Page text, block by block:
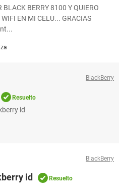
BERRY 8100 Y QUIERO
EN MI CELU... GRACIAS
BlackBerry
Resuelto
id
BlackBerry
id Resuelto